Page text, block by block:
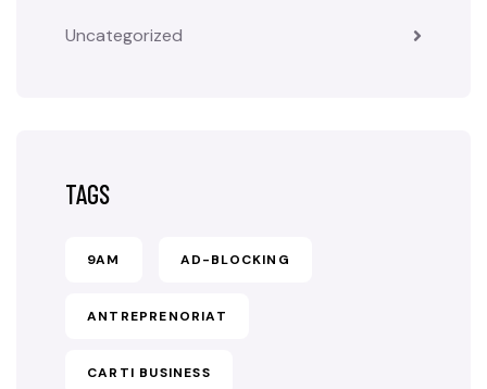
Uncategorized
TAGS
9AM AD-BLOCKING
ANTREPRENORIAT
CARTI BUSINESS